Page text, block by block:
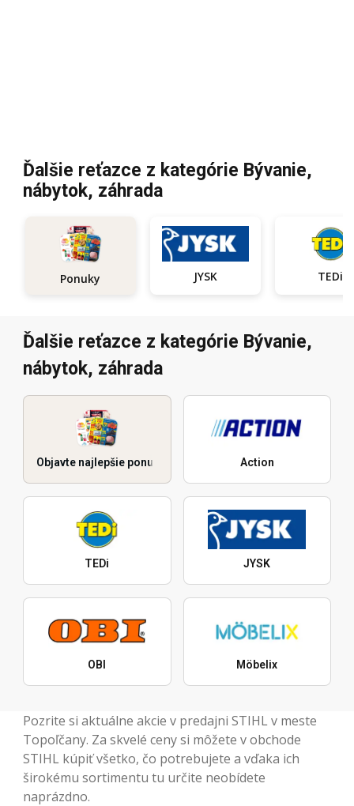
Ďalšie reťazce z kategórie Bývanie,
nábytok, záhrada
Ponuky JYSK TEDi
Ďalšie reťazce z kategórie Bývanie,
nábytok, záhrada
Objavte najlepšie ponuky Action
TEDi JYSK
OBI Möbelix
Pozrite si aktuálne akcie v predajni STIHL v meste
Topoľčany. Za skvelé ceny si môžete v obchode
STIHL kúpiť všetko, čo potrebujete a vďaka ich
širokému sortimentu tu určite neobídete
naprázdno.